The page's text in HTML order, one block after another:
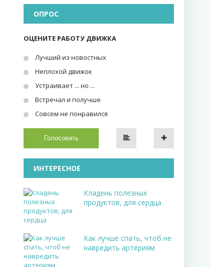
ОПРОС
ОЦЕНИТЕ РАБОТУ ДВИЖКА
Лучший из новостных
Неплохой движок
Устраивает ... но ...
Встречал и получше
Совсем не понравился
Голосовать
ИНТЕРЕСНОЕ
Кладень полезных
продуктов, для сердца
Как лучше спать, чтоб не
навредить артериям